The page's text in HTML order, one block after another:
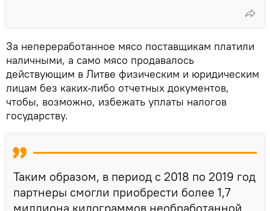
За непереработанное мясо поставщикам платили
наличными, а само мясо продавалось
действующим в Литве физическим и юридическим
лицам без каких-либо отчетных документов,
чтобы, возможно, избежать уплаты налогов
государству.
Таким образом, в период с 2018 по 2019 год
партнеры смогли приобрести более 1,7
миллиона килограммов необработанной